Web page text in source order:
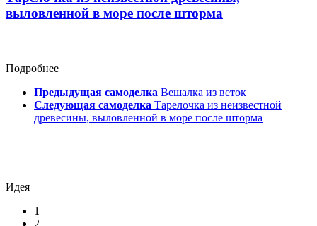
выловленной в море после шторма
Подробнее
Предыдущая самоделка Вешалка из веток
Следующая самоделка Тарелочка из неизвестной
древесины, выловленной в море после шторма
Идея
1
2